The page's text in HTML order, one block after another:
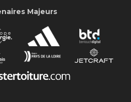
Majeurs